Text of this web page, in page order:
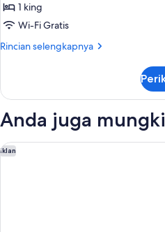
1 king
Wi-Fi Gratis
Rincian selengkapnya
Rincian
Suite
Anda juga
Iklan
The Maybourne Beverly Hills,